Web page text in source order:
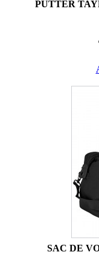
PUTTER
SAC DE